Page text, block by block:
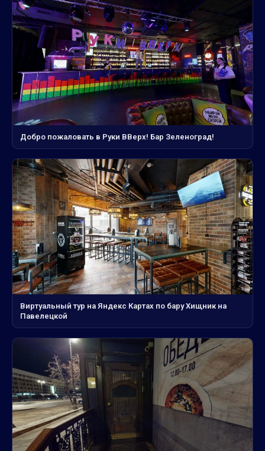
Добро пожаловать в Руки ВВерх! Бар Зеленоград!
Виртуальный тур на Яндекс Картах по бару Хищник на
Павелецкой